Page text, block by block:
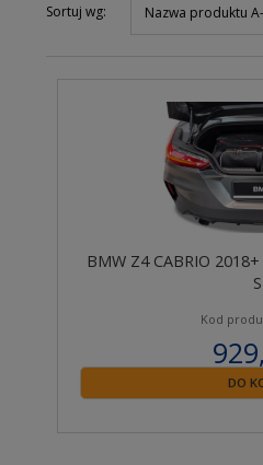
Sortuj wg: Nazwa produktu
BMW Z4 CABRIO
Kod
DO